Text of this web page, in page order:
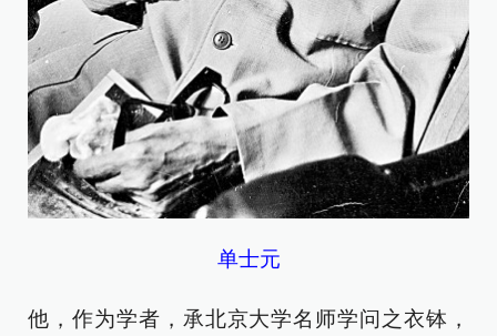
单士元
他，作为学者，承北京大学名师学问之衣钵，